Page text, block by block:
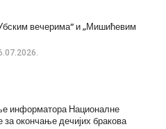
вечерима“ и „Мишићевим
информатора Националне
за окончање дечијих бракова